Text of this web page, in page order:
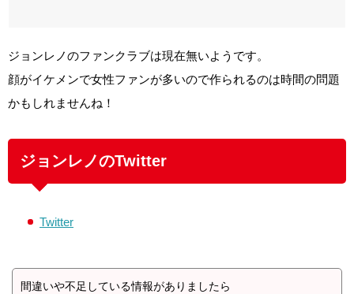
ジョンレノのファンクラブは現在無いようです。
顔がイケメンで女性ファンが多いので作られるのは時間の問題
かもしれませんね！
ジョンレノのTwitter
Twitter
間違いや不足している情報がありましたら